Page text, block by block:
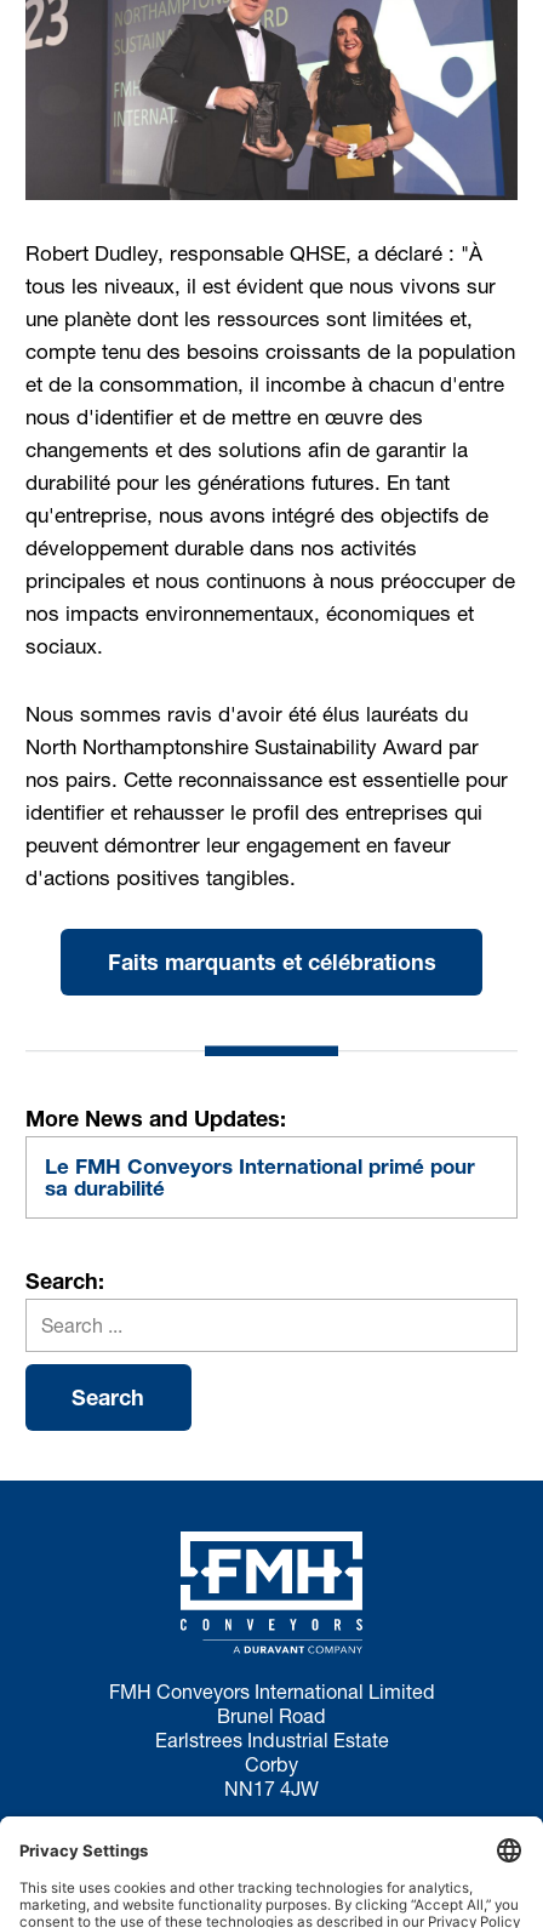
Robert Dudley, responsable QHSE, a déclaré : "À
tous les niveaux, il est évident que nous vivons sur
une planète dont les ressources sont limitées et,
compte tenu des besoins croissants de la population
et de la consommation, il incombe à chacun d'entre
nous d'identifier et de mettre en œuvre des
changements et des solutions afin de garantir la
durabilité pour les générations futures. En tant
qu'entreprise, nous avons intégré des objectifs de
développement durable dans nos activités
principales et nous continuons à nous préoccuper de
nos impacts environnementaux, économiques et
sociaux.
Nous sommes ravis d'avoir été élus lauréats du
North Northamptonshire Sustainability Award par
nos pairs. Cette reconnaissance est essentielle pour
identifier et rehausser le profil des entreprises qui
peuvent démontrer leur engagement en faveur
d'actions positives tangibles.
Faits marquants et célébrations
More News and Updates:
Le FMH Conveyors International primé pour
sa durabilité
Search:
FMH Conveyors International Limited
Brunel Road
Earlstrees Industrial Estate
Corby
NN17 4JW
Conditions d’utilisation
Politique en matière de cookies
Décharge de responsabilité